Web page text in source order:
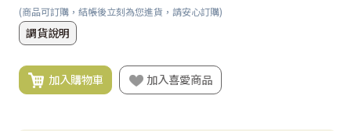
(商品可訂購，結帳後立刻為您進貨，請安心訂購)
調貨說明
加入購物車 加入喜愛商品